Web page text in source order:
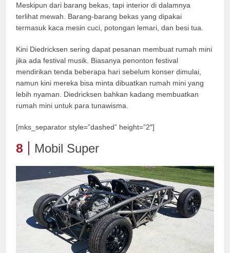
Meskipun dari barang bekas, tapi interior di dalamnya
terlihat mewah. Barang-barang bekas yang dipakai
termasuk kaca mesin cuci, potongan lemari, dan besi tua.
Kini Diedricksen sering dapat pesanan membuat rumah mini
jika ada festival musik. Biasanya penonton festival
mendirikan tenda beberapa hari sebelum konser dimulai,
namun kini mereka bisa minta dibuatkan rumah mini yang
lebih nyaman. Diedricksen bahkan kadang membuatkan
rumah mini untuk para tunawisma.
[mks_separator style=”dashed” height=”2″]
8 Mobil Super